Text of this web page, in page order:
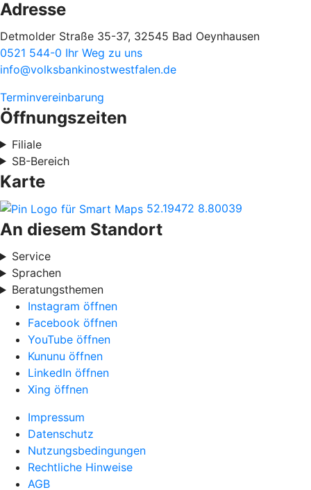
Adresse
Detmolder Straße 35-37, 32545 Bad Oeynhausen
0521 544-0 Ihr Weg zu uns
info@volksbankinostwestfalen.de
Terminvereinbarung
Öffnungszeiten
Filiale
SB-Bereich
Karte
52.19472 8.80039
An diesem Standort
Service
Sprachen
Beratungsthemen
Instagram öffnen
Facebook öffnen
YouTube öffnen
Kununu öffnen
LinkedIn öffnen
Xing öffnen
Impressum
Datenschutz
Nutzungsbedingungen
Rechtliche Hinweise
AGB